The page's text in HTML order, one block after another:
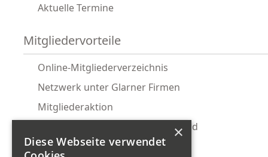
Aktuelle Termine
Mitgliedervorteile
Online-Mitgliederverzeichnis
Netzwerk unter Glarner Firmen
Mitgliederaktion
Glarnermesse Gemeinschaftsstand
Ostwind Firmenabo
×
Diese Webseite verwendet